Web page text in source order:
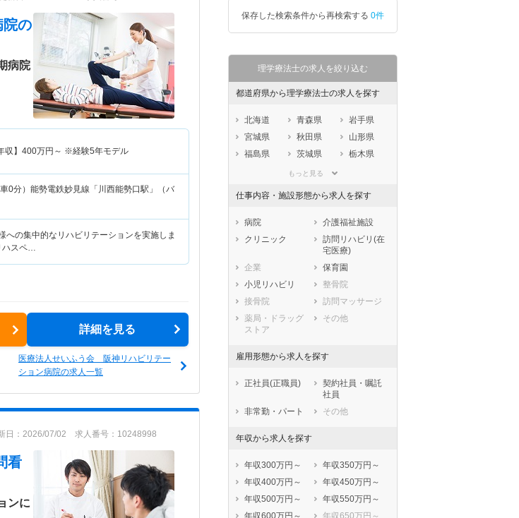
院の
病院
】 400万円～ ※経験5年モデル
0分）能勢電鉄妙見線「川西能勢口駅」（バ
への集中的なリハビリテーションを実施しま
ハスペ…
詳細を見る
医療法人せいふう会 阪神リハビリテー
ション病院の求人一覧
日：2026/07/02 求人番号：10248998
看
ンに
保存した検索条件から再検索する 0件
理学療法士の求人を絞り込む
都道府県から理学療法士の求人を探す
北海道 青森県
岩手県
宮城県
秋田県
山形県
福島県
茨城県
栃木県
埼玉県
石川県
福井県
岐阜県
静岡県
愛知県
三重県
大阪府
兵庫県
奈良県
鳥取県
島根県
広島県
山口県
徳島県
香川県
愛媛県
熊本県
大分県
もっと見る
仕事内容・施設形態から求人を探す
病院
介護福祉施設
クリニック
訪問リハビリ(在
宅医療)
企業
保育園
小児リハビリ
整骨院
接骨院
訪問マッサージ
薬局・ドラッグ
ストア
その他
雇用形態から求人を探す
正社員(正職員)
契約社員・嘱託
社員
非常勤・パート
その他
年収から求人を探す
年収300万円～
年収350万円～
年収400万円～
年収450万円～
年収500万円～
年収550万円～
年収600万円～
年収650万円～